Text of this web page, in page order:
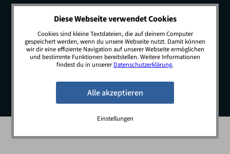
© 2026 JobSwop.io · All rights reserved.
Blog Jobs Newsletter
Kontakt
Preise
Impressum Datenschutz
Diese Webseite verwendet Cookies
Cookies sind kleine Textdateien, die auf deinem Computer
gespeichert werden, wenn du unsere Webseite nutzt. Damit können
wir dir eine effiziente Navigation auf unserer Webseite ermöglichen
und bestimmte Funktionen bereitstellen. Weitere Informationen
findest du in unsererDatenschutzerklärung.
Einstellungen